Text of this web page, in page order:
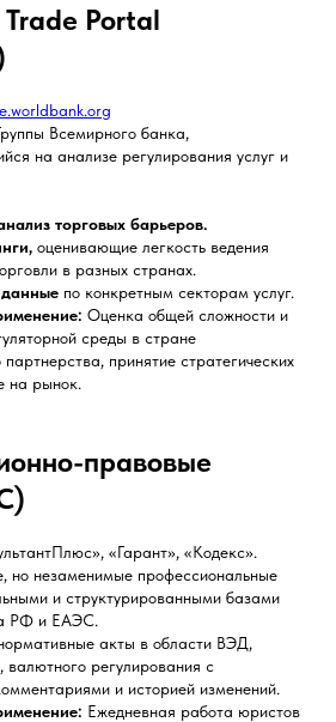
Portal
Всемирного банка,
на анализе регулирования услуг и
торговых барьеров.
оценивающие легкость ведения
в разных странах.
по конкретным секторам услуг.
Оценка общей сложности и
среды в стране
принятие стратегических
на рынок.
правовые
«Гарант», «Кодекс».
но незаменимые профессиональные
и структурированными базами
РФ и ЕАЭС.
акты в области ВЭД,
валютного регулирования с
и историей изменений.
Ежедневная работа юристов